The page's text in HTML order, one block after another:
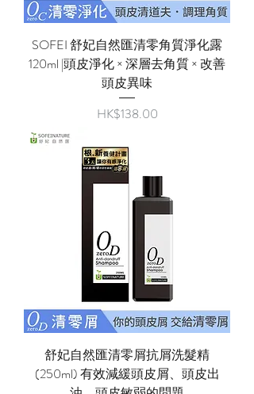
SOFEI 舒妃自然匯清零角質淨化露
120ml |頭皮淨化 × 深層去角質 × 改善
頭皮異味
價格
HK$138.00
舒妃自然匯清零屑抗屑洗髮精
(250ml) 有效減緩頭皮屑、頭皮出